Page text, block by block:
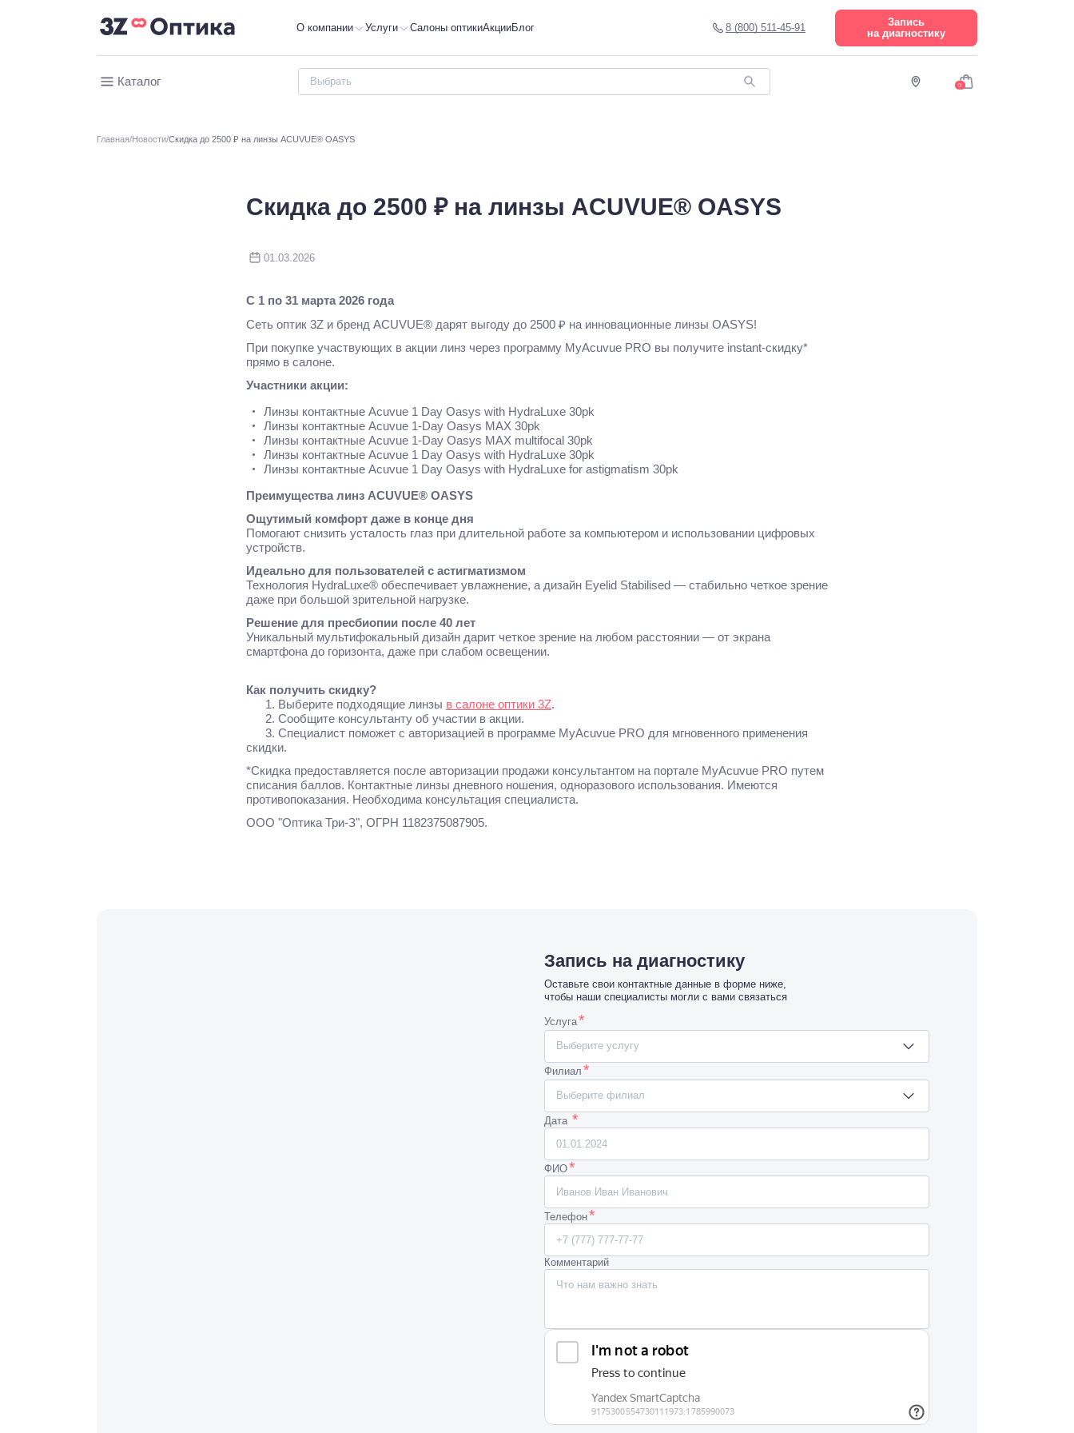
О компании Услуги Салоны оптикиАкцииБлог 8 (800) 511-45-91
Запись
на диагностику
Каталог 0
Главная Новости Скидка до 2500 ₽ на линзы ACUVUE® OASYS
Скидка до 2500 ₽ на линзы ACUVUE® OASYS
01.03.2026
С 1 по 31 марта 2026 года
Сеть оптик 3Z и бренд ACUVUE® дарят выгоду до 2500 ₽ на инновационные линзы OASYS!
При покупке участвующих в акции линз через программу MyAcuvue PRO вы получите instant-скидку*
прямо в салоне.
Участники акции:
Линзы контактные Acuvue 1 Day Oasys with HydraLuxe 30pk
Линзы контактные Acuvue 1-Day Oasys MAX 30pk
Линзы контактные Acuvue 1-Day Oasys MAX multifocal 30pk
Линзы контактные Acuvue 1 Day Oasys with HydraLuxe 30pk
Линзы контактные Acuvue 1 Day Oasys with HydraLuxe for astigmatism 30pk
Преимущества линз ACUVUE® OASYS
Ощутимый комфорт даже в конце дня
Помогают снизить усталость глаз при длительной работе за компьютером и использовании цифровых
устройств.
Идеально для пользователей с астигматизмом
Технология HydraLuxe® обеспечивает увлажнение, а дизайн Eyelid Stabilised — стабильно четкое зрение
даже при большой зрительной нагрузке.
Решение для пресбиопии после 40 лет
Уникальный мультифокальный дизайн дарит четкое зрение на любом расстоянии — от экрана
смартфона до горизонта, даже при слабом освещении.
Как получить скидку?
1. Выберите подходящие линзы в салоне оптики 3Z.
2. Сообщите консультанту об участии в акции.
3. Специалист поможет с авторизацией в программе MyAcuvue PRO для мгновенного применения
скидки.
*Скидка предоставляется после авторизации продажи консультантом на портале MyAcuvue PRO путем
списания баллов. Контактные линзы дневного ношения, одноразового использования. Имеются
противопоказания. Необходима консультация специалиста.
ООО "Оптика Три-З", ОГРН 1182375087905.
Запись на диагностику
Оставьте свои контактные данные в форме ниже,
чтобы наши специалисты могли с вами связаться
Услуга*
Выберите услугу
Филиал *
Выберите филиал
Дата *
ФИО*
Телефон*
Комментарий